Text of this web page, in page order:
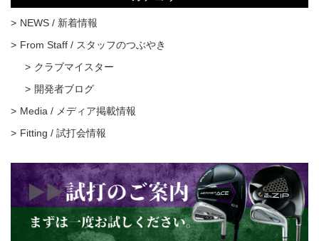
NEWS / 新着情報
From Staff / スタッフのつぶやき
クラブマイスター
開発者ブログ
Media / メディア掲載情報
Fitting / 試打会情報